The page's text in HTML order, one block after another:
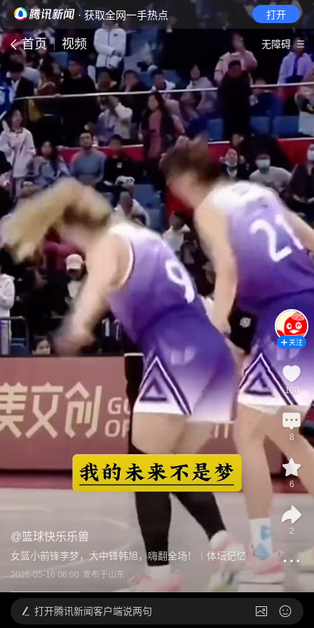
· 获取全网一手热点 打开
首页 视频 无障碍
@篮球快乐乐兽
女篮小前锋李梦，大中锋韩旭，嗨翻全场！｜体坛记忆
2026-05-16 06:00 发布于山东
关注
100
8
6
2
打开腾讯新闻客户端说两句